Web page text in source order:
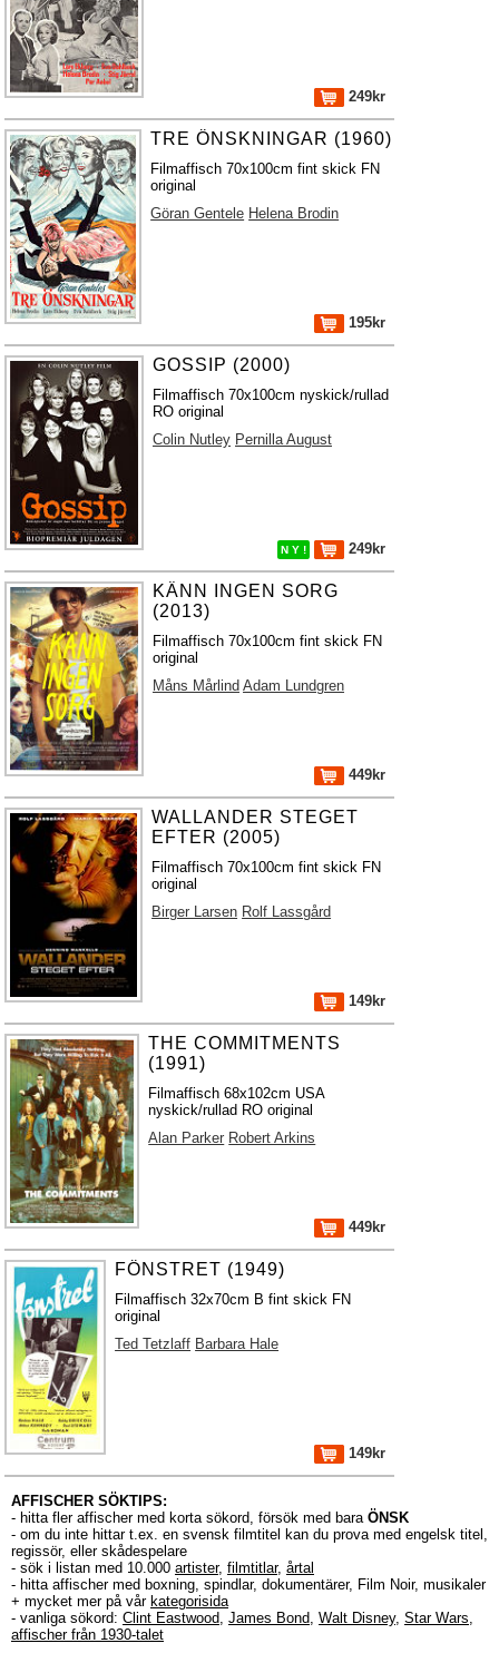
249kr
TRE ÖNSKNINGAR (1960)
Filmaffisch 70x100cm fint skick FN
original
Göran Gentele Helena Brodin
195kr
GOSSIP (2000)
Filmaffisch 70x100cm nyskick/rullad
RO original
Colin Nutley Pernilla August
N Y ! 249kr
KÄNN INGEN SORG
(2013)
Filmaffisch 70x100cm fint skick FN
original
Måns Mårlind Adam Lundgren
449kr
WALLANDER STEGET
EFTER (2005)
Filmaffisch 70x100cm fint skick FN
original
Birger Larsen Rolf Lassgård
149kr
THE COMMITMENTS
(1991)
Filmaffisch 68x102cm USA
nyskick/rullad RO original
Alan Parker Robert Arkins
449kr
FÖNSTRET (1949)
Filmaffisch 32x70cm B fint skick FN
original
Ted Tetzlaff Barbara Hale
149kr
AFFISCHER SÖKTIPS:
- hitta fler affischer med korta sökord, försök med bara ÖNSK
- om du inte hittar t.ex. en svensk filmtitel kan du prova med engelsk titel,
regissör, eller skådespelare
- sök i listan med 10.000 artister, filmtitlar, årtal
- hitta affischer med boxning, spindlar, dokumentärer, Film Noir, musikaler
+ mycket mer på vår kategorisida
- vanliga sökord: Clint Eastwood, James Bond, Walt Disney, Star Wars,
affischer från 1930-talet